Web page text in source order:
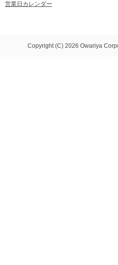
営業日カレンダー
Copyright (C) 2026 Owariya